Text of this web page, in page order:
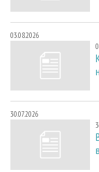
03.08.2026
30.07.2026